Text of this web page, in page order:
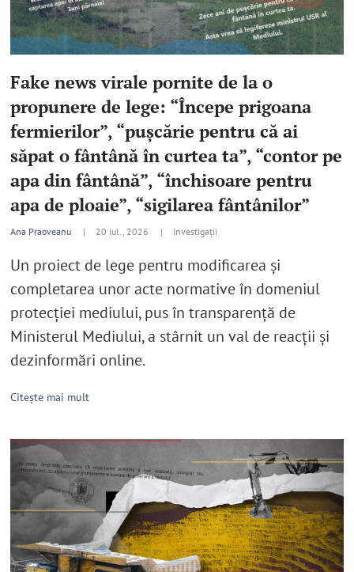
Fake news virale pornite de la o
propunere de lege: “Începe prigoana
fermierilor”, “pușcărie pentru că ai
săpat o fântână în curtea ta”, “contor pe
apa din fântână”, “închisoare pentru
apa de ploaie”, “sigilarea fântânilor”
Ana Praoveanu | 20 iul., 2026 | Investigații
Un proiect de lege pentru modificarea şi
completarea unor acte normative în domeniul
protecției mediului, pus în transparență de
Ministerul Mediului, a stârnit un val de reacții și
dezinformări online.
Citește mai mult